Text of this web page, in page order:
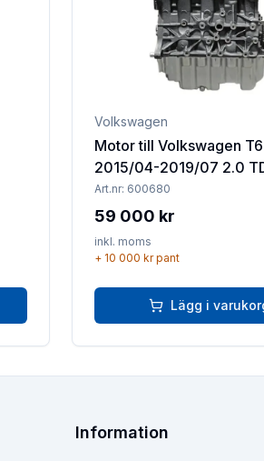
Volkswagen
Motor till Volkswagen T6
2015/04-2019/07 2.0
Art.nr: 600680
59 000 kr
inkl. moms
+ 10 000 krpant
Lägg i
Information